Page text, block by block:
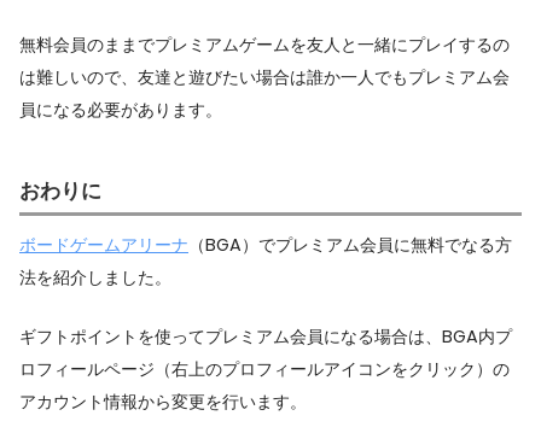
無料会員のままでプレミアムゲームを友人と一緒にプレイするの
は難しいので、友達と遊びたい場合は誰か一人でもプレミアム会
員になる必要があります。
おわりに
ボードゲームアリーナ （BGA）でプレミアム会員に無料でなる方
法を紹介しました。
ギフトポイントを使ってプレミアム会員になる場合は、BGA内プ
ロフィールページ（右上のプロフィールアイコンをクリック）の
アカウント情報から変更を行います。